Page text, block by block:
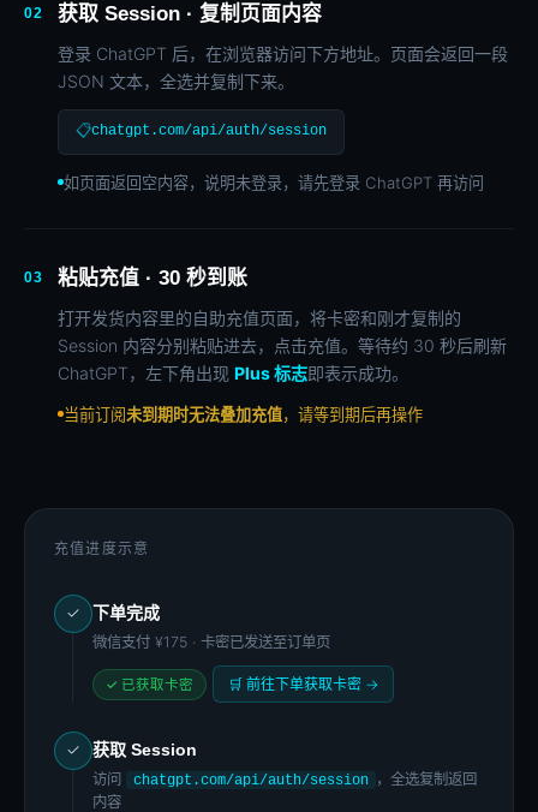
02 获取 Session · 复制页面内容
登录 ChatGPT 后，在浏览器访问下方地址。页面会返回一段
JSON 文本，全选并复制下来。
📋chatgpt.com/api/auth/session
如页面返回空内容，说明未登录，请先登录 ChatGPT 再访问
03 粘贴充值 · 30 秒到账
打开发货内容里的自助充值页面，将卡密和刚才复制的
Session 内容分别粘贴进去，点击充值。等待约 30 秒后刷新
ChatGPT，左下角出现 Plus 标志即表示成功。
当前订阅未到期时无法叠加充值，请等到期后再操作
充值进度示意
✓ 下单完成
微信支付 ¥175 · 卡密已发送至订单页
✓ 已获取卡密 🛒 前往下单获取卡密 →
✓ 获取 Session
访问 chatgpt.com/api/auth/session
，全选复制返回
内容